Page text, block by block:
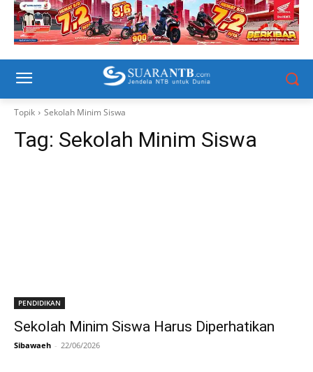
Topik Sekolah Minim Siswa
Tag: Sekolah Minim Siswa
PENDIDIKAN
Sekolah Minim Siswa Harus Diperhatikan
Sibawaeh - 22/06/2026